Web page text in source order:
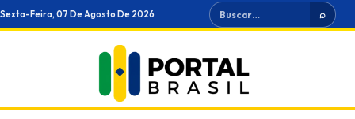
Ir
para
Sexta-Feira, 07 De Agosto De 2026 Buscar ⌕